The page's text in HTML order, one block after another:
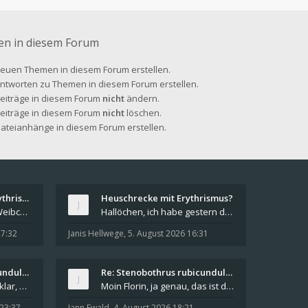
in diesem Forum
Themen in diesem Forum erstellen.
zu Themen in diesem Forum erstellen.
in diesem Forum nicht ändern.
in diesem Forum nicht löschen.
in diesem Forum erstellen.
Re: Heuschrecke mit Erythrismus?
Hallo Janis, Du hast ein Weibchen der Roten Keule
Heuschrecke mit Erythrismus?
Hallöchen, ich habe gestern diese Heuschrecke auf
Janis Hellwege, 5. August 2026 16:31
Re: Stenobothrus rubicundulus?
Hallo allerseits @Dieter, klar, da hast du natürl
Re: Stenobothrus rubicundulus?
Moin Florin, ja genau, das ist das Gebiet südlich